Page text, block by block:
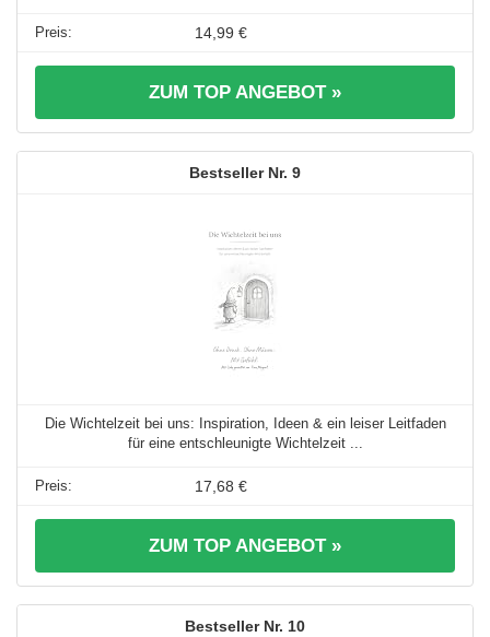
14,99 €
ZUM TOP ANGEBOT »
9
Die Wichtelzeit bei uns: Inspiration, Ideen & ein leiser Leitfaden
für eine entschleunigte Wichtelzeit ...
17,68 €
ZUM TOP ANGEBOT »
10